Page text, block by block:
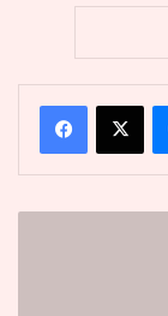
FacebookX